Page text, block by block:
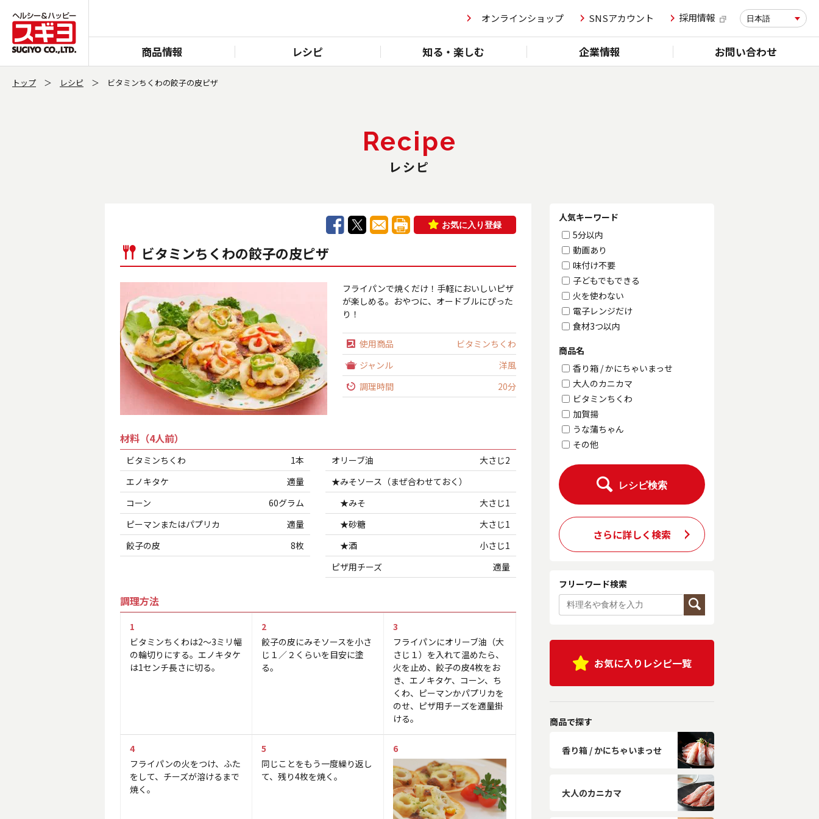
オンラインショップ SNSアカウント 採用情報 日本語
商品情報 レシピ 知る・楽しむ 企業情報 お問い合わせ
トップ レシピ ビタミンちくわの餃子の皮ピザ
Recipe
レシピ
お気に入り登録
ビタミンちくわの餃子の皮ピザ
フライパンで焼くだけ！手軽においしいピザ
が楽しめる。おやつに、オードブルにぴった
り！
使用商品
ビタミンちくわ
ジャンル
洋風
調理時間
20分
材料（4人前）
ビタミンちくわ
1本
エノキタケ
適量
コーン
60グラム
ピーマンまたはパプリカ
適量
餃子の皮
8枚
オリーブ油
大さじ2
★みそソース（まぜ合わせておく）
★みそ
大さじ1
★砂糖
大さじ1
★酒
小さじ1
ピザ用チーズ
適量
調理方法
1
ビタミンちくわは2～3ミリ幅
の輪切りにする。エノキタケ
は1センチ長さに切る。
2
餃子の皮にみそソースを小さ
じ１／２くらいを目安に塗
る。
3
フライパンにオリーブ油（大
さじ１）を入れて温めたら、
火を止め、餃子の皮4枚をお
き、エノキタケ、コーン、ち
くわ、ピーマンかパプリカを
のせ、ピザ用チーズを適量掛
ける。
4
フライパンの火をつけ、ふた
をして、チーズが溶けるまで
焼く。
5
同じことをもう一度繰り返し
て、残り4枚を焼く。
6
人気キーワード
5分以内
動画あり
味付け不要
子どもでもできる
火を使わない
電子レンジだけ
食材3つ以内
商品名
香り箱 / かにちゃいまっせ
大人のカニカマ
ビタミンちくわ
加賀揚
うな蒲ちゃん
その他
レシピ検索
さらに詳しく検索
フリーワード検索
お気に入りレシピ一覧
商品で探す
香り箱 / かにちゃいまっせ
大人のカニカマ